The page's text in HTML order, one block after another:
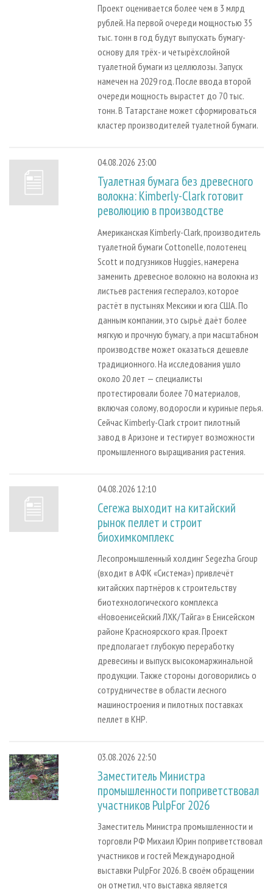
ИНСТРУМЕНТ И МАТЕРИАЛЫ
БИБЛИОТЕКА СПЕЦИАЛИСТАПроект оценивается более чем в 3 млрд
рублей. На первой очереди мощностью 35
тыс. тонн в год будут выпускать бумагу-
основу для трёх- и четырёхслойной
туалетной бумаги из целлюлозы. Запуск
намечен на 2029 год. После ввода второй
очереди мощность вырастет до 70 тыс.
тонн. В Татарстане может сформироваться
кластер производителей туалетной бумаги.
04.08.2026 23:00
Туалетная бумага без древесного
волокна: Kimberly-Clark готовит
революцию в производстве
Американская Kimberly-Clark, производитель
туалетной бумаги Cottonelle, полотенец
Scott и подгузников Huggies, намерена
заменить древесное волокно на волокна из
листьев растения геспералоэ, которое
растёт в пустынях Мексики и юга США. По
данным компании, это сырьё даёт более
мягкую и прочную бумагу, а при масштабном
производстве может оказаться дешевле
традиционного. На исследования ушло
около 20 лет — специалисты
протестировали более 70 материалов,
включая солому, водоросли и куриные перья.
Сейчас Kimberly-Clark строит пилотный
завод в Аризоне и тестирует возможности
промышленного выращивания растения.
04.08.2026 12:10
Сегежа выходит на китайский
рынок пеллет и строит
биохимкомплекс
Лесопромышленный холдинг Segezha Group
(входит в АФК «Система») привлечёт
китайских партнёров к строительству
биотехнологического комплекса
«Новоенисейский ЛХК/Тайга» в Енисейском
районе Красноярского края. Проект
предполагает глубокую переработку
древесины и выпуск высокомаржинальной
продукции. Также стороны договорились о
сотрудничестве в области лесного
машиностроения и пилотных поставках
пеллет в КНР.
03.08.2026 22:50
Заместитель Министра
промышленности поприветствовал
участников PulpFor 2026
Заместитель Министра промышленности и
торговли РФ Михаил Юрин поприветствовал
участников и гостей Международной
выставки PulpFor 2026. В своём обращении
он отметил, что выставка является